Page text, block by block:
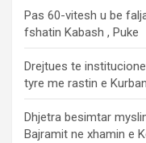
Pas 60-vitesh u be
fshatin Kabash , Puke
Drejtues te
tyre me rastin e
Dhjetra besimtar
Bajramit ne xhamin e